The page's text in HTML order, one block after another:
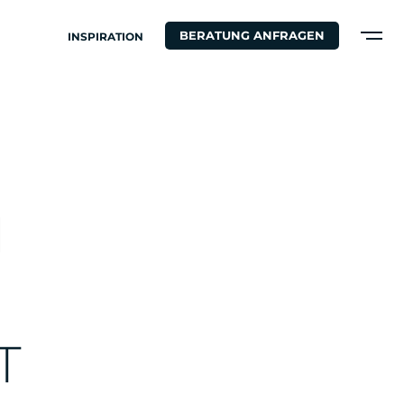
INSPIRATION BERATUNG ANFRAGEN